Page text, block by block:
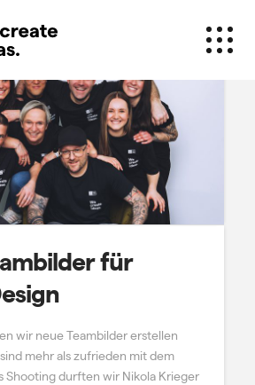
für
wir neue Teambilder erstellen
sind mehr als zufrieden mit dem
Shooting durften wir Nikola Krieger